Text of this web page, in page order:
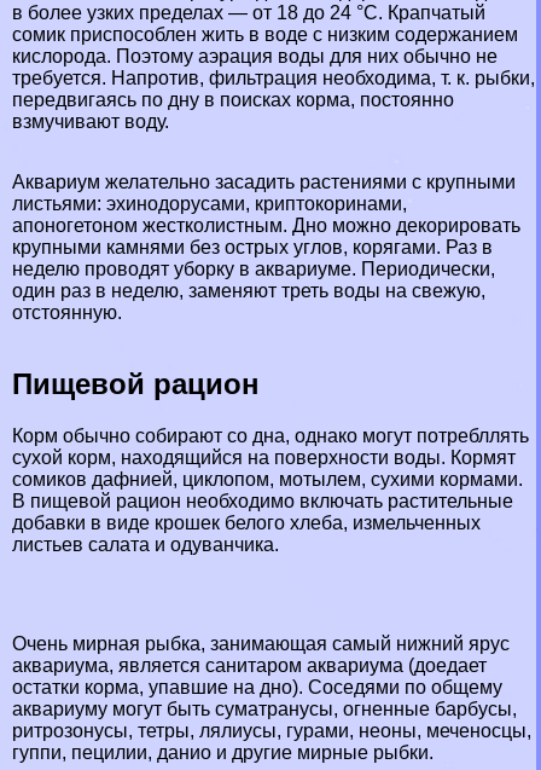
в более узких пределах — от 18 до 24 °С. Крапчатый
сомик приспособлен жить в воде с низким содержанием
кислорода. Поэтому аэрация воды для них обычно не
требуется. Напротив, фильтрация необходима, т. к. рыбки,
передвигаясь по дну в поисках корма, постоянно
взмучивают воду.
Аквариум желательно засадить растениями с крупными
листьями: эхинодорусами, криптокоринами,
апоногетоном жестколистным. Дно можно декорировать
крупными камнями без острых углов, корягами. Раз в
неделю проводят уборку в аквариуме. Периодически,
один раз в неделю, заменяют треть воды на свежую,
отстоянную.
Пищевой рацион
Корм обычно собирают со дна, однако могут потрeбллять
сухой корм, находящийся на поверхности воды. Кормят
сомиков дафнией, циклопом, мотылем, сухими кормами.
В пищевой рацион необходимо включать растительные
добавки в виде крошек белого хлеба, измельченных
листьев салата и одуванчика.
Очень мирная рыбка, занимающая самый нижний ярус
аквариума, является санитаром аквариума (доедает
остатки корма, упавшие на дно). Соседями по общему
аквариуму могут быть суматрaнycы, огненные барбусы,
ритрозонусы, тетры, лялиусы, гурами, неоны, меченосцы,
гуппи, пецилии, данио и другие мирные рыбки.